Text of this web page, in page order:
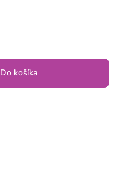
Do košíka